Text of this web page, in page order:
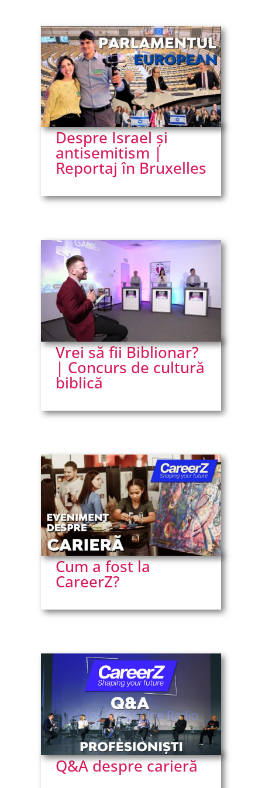
Despre Israel și
antisemitism |
Reportaj în Bruxelles
Vrei să fii Biblionar?
| Concurs de cultură
biblică
Cum a fost la
CareerZ?
Q&A despre carieră